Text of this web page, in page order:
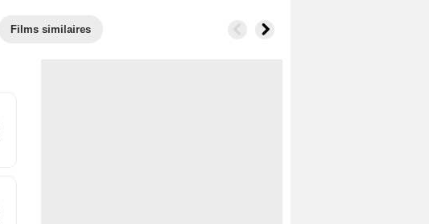
Films similaires